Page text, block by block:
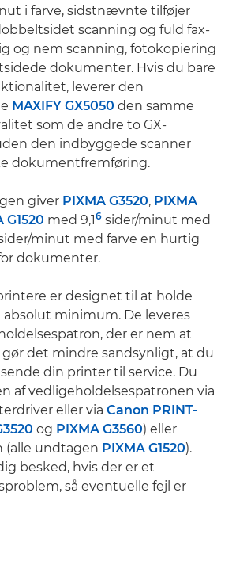
i farve, sidstnævnte tilføjer
scanning og fuld fax-
og nem scanning, fotokopiering
dokumenter. Hvis du bare
leverer den
MAXIFY GX5050 den samme
som de andre to GX-
den indbyggede scanner
dokumentfremføring.
giver PIXMA G3520, PIXMA
G1520 med 9,16 sider/minut med
minut med farve en hurtig
dokumenter.
er designet til at holde
minimum. De leveres
der er nem at
det mindre sandsynligt, at du
din printer til service. Du
af vedligeholdelsespatronen via
eller via Canon PRINT-
og PIXMA G3560) eller
undtagen PIXMA G1520).
besked, hvis der er et
så eventuelle fejl er